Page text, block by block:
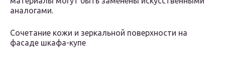
аналогами.
Сочетание кожи и зеркальной поверхности на
фасаде шкафа-купе